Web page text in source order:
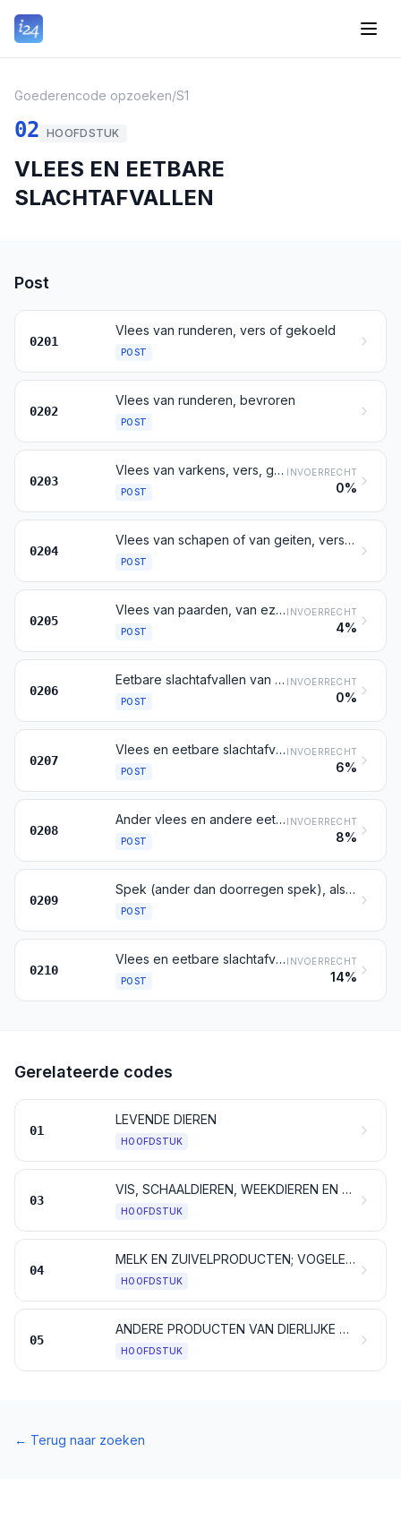
Goederencode opzoeken/S1
02 HOOFDSTUK
VLEES EN EETBARE
SLACHTAFVALLEN
Post
0201
Vlees van runderen, vers of gekoeld
POST
0202
Vlees van runderen, bevroren
POST
0203
Vlees van varkens, vers, gekoeld of bevroren
POST
INVOERRECHT
0%
0204
Vlees van schapen of van geiten, vers, gekoeld of bevroren
POST
0205
Vlees van paarden, van ezels, van muildieren of van muilezels, vers, gekoeld of bevroren
POST
INVOERRECHT
4%
0206
Eetbare slachtafvallen van runderen, van varkens, van schapen, van geiten, van paarden, van ezels, van muildieren of van muilezels, vers, gekoeld of bevroren
POST
INVOERRECHT
0%
0207
Vlees en eetbare slachtafvallen van pluimvee (bedoeld bij post 0105), vers, gekoeld of bevroren
POST
INVOERRECHT
6%
0208
Ander vlees en andere eetbare slachtafvallen, vers, gekoeld of bevroren
POST
INVOERRECHT
8%
0209
Spek (ander dan doorregen spek), alsmede varkensvet en vet van gevogelte, niet gesmolten noch anderszins geëxtraheerd, vers, gekoeld, bevroren, gezouten, gepekeld, gedroogd of gerookt
POST
0210
Vlees en eetbare slachtafvallen, gezouten, gepekeld, gedroogd of gerookt; meel en poeder van vlees of van slachtafvallen, geschikt voor menselijke consumptie
POST
INVOERRECHT
14%
Gerelateerde codes
01
LEVENDE DIEREN
HOOFDSTUK
03
VIS, SCHAALDIEREN, WEEKDIEREN EN ANDERE ONGEWERVELDE WATERDIEREN
HOOFDSTUK
04
MELK EN ZUIVELPRODUCTEN; VOGELEIEREN; NATUURHONING; EETBARE PRODUCTEN VAN DIERLIJKE OORSPRONG, ELDERS GENOEMD NOCH ELDERS ONDER BEGREPEN
HOOFDSTUK
05
ANDERE PRODUCTEN VAN DIERLIJKE OORSPRONG, ELDERS GENOEMD NOCH ELDERS ONDER BEGREPEN
HOOFDSTUK
← Terug naar zoeken